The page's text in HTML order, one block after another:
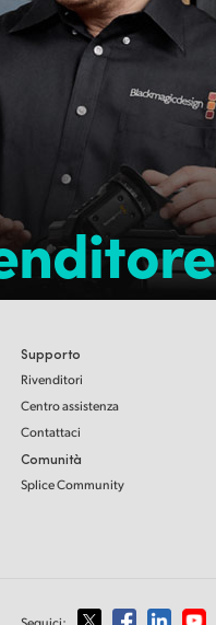
Supporto
Rivenditori
Centro assistenza
Contattaci
Comunità
Splice Community
Seguici: